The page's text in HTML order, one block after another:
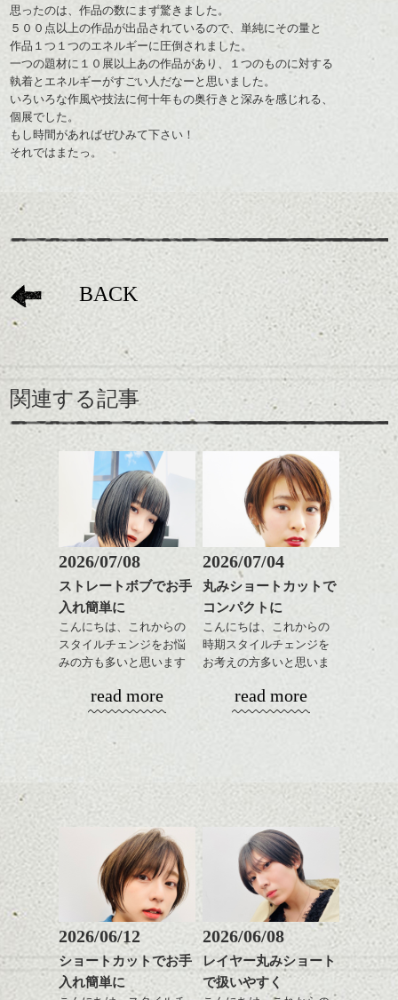
思ったのは、作品の数にまず驚きました。
５００点以上の作品が出品されているので、単純にその量と
作品１つ１つのエネルギーに圧倒されました。
一つの題材に１０展以上あの作品があり、１つのものに対する
執着とエネルギーがすごい人だなーと思いました。
いろいろな作風や技法に何十年もの奥行きと深みを感じれる、
個展でした。
もし時間があればぜひみて下さい！
それではまたっ。
BACK
関連する記事
2026/07/08
ストレートボブでお手
入れ簡単に
こんにちは、これからの
スタイルチェンジをお悩
みの方も多いと思います
やっぱりボブでお手入れ
しやすいスタイルだと毎
あご下のラインでやや長
も出しやすくていろいろ
おすすめですね。
前髪もやや重めにカット
してラインを強調するの
もこれからは良い感じで
す、
目元が引き締まった印象
に。
read more
2026/07/04
丸みショートカットで
コンパクトに
こんにちは、これからの
時期スタイルチェンジを
お考えの方多いと思いま
コンパクトなフォルムが
をだしやすくスタイリン
時短にも◎
そんなショートカット。
軽めの前髪で透け感を演
出できるので、
この時期とてもおすすめ
ですよ。
read more
2026/06/12
ショートカットでお手
入れ簡単に
2026/06/08
レイヤー丸みショート
で扱いやすく